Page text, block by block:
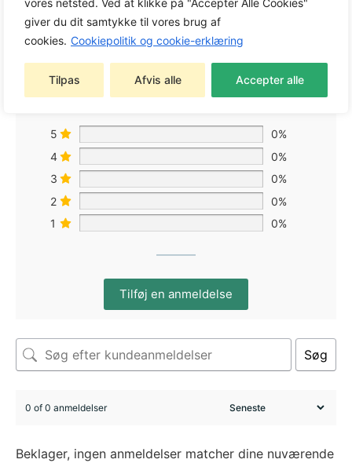
vores netsted. Ved at klikke på "Accepter Alle Cookies"
giver du dit samtykke til vores brug af
cookies. Cookiepolitik og cookie-erklæring
Tilpas Afvis alle Accepter alle
0,0
Baseret på 0 anmeldelser
5
0%
4
0%
3
0%
2
0%
1
0%
Tilføj en anmeldelse
Søg
0 of 0 anmeldelser
Beklager, ingen anmeldelser matcher dine nuværende